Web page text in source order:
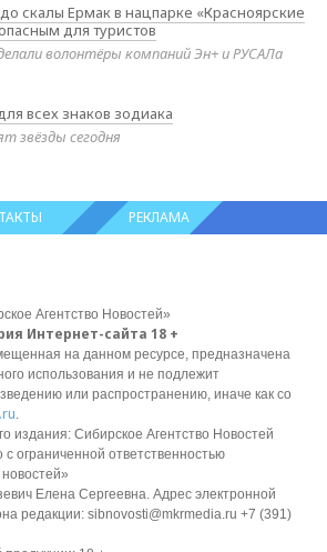
скалы Ермак в нацпарке «Красноярские
для туристов
волонтёры компаний Эн+ и РУСАЛа
всех знаков зодиака
звёзды сегодня
РЕКЛАМА
Агентство Новостей»
Интернет-сайта 18 +
на данном ресурсе, предназначена
использования и не подлежит
или распространению, иначе как со
.
издания: Сибирское Агентство Новостей
ограниченной ответственностью
Елена Сергеевна. Адрес электронной
редакции: sibnovosti@mkrmedia.ru +7 (391)